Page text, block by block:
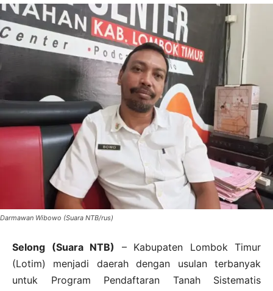
Darmawan Wibowo (Suara NTB/rus)
Selong (Suara NTB) – Kabupaten Lombok Timur
(Lotim) menjadi daerah dengan usulan terbanyak
untuk Program Pendaftaran Tanah Sistematis